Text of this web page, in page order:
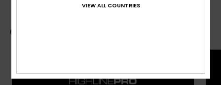
Guide des boardshorts
VIEW ALL COUNTRIES